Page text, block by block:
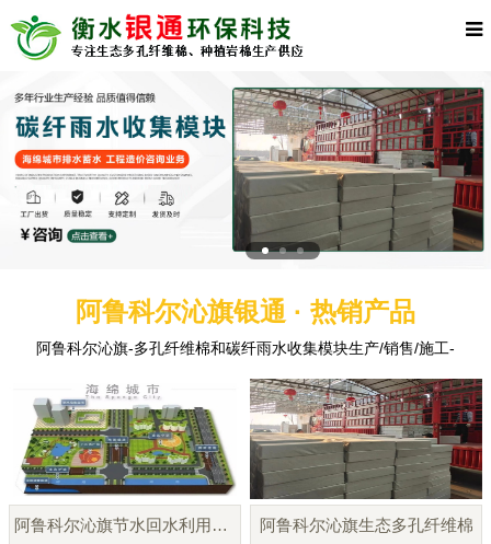
阿鲁科尔沁旗银通 · 热销产品
阿鲁科尔沁旗-多孔纤维棉和碳纤雨水收集模块生产/销售/施工-
阿鲁科尔沁旗节水回水利用系统 阿鲁科尔沁旗生态多孔纤维棉